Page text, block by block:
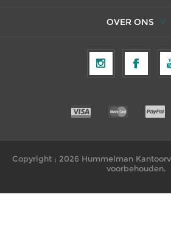
OVER ONS
Copyright ; 2026 Hummelman
voorbehouden.